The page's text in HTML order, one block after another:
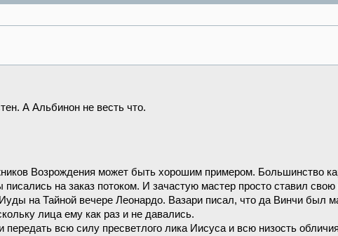
А Альбинон не весть что.
Возрождения может быть хорошим примером. Большинство
писались на заказ потоком. И зачастую мастер просто ставил
на Тайной вечере Леонардо. Вазари писал, что да Винчи был
лица ему как раз и не давались.
передать всю силу пресветлого лика Иисуса и всю низость